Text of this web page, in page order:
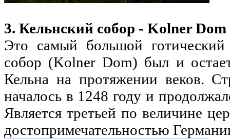
3. Кельнский собор - Kolner
Это самый большой
собор (Kolner Dom) был и
Кельна на протяжении веков.
началось в 1248 году и
Является третьей по величине
достопримечательностью